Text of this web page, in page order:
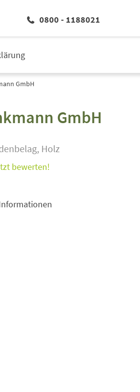
0800 - 1188021
GmbH
GmbH
Holz
bewerten!